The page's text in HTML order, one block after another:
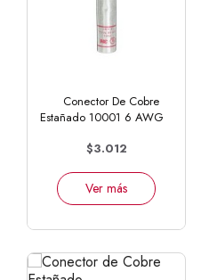
Conector De Cobre
Estañado 10001 6 AWG
$3.012
Ver más